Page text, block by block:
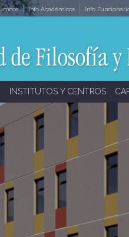
Info Académicos Info
INSTITUTOS Y CENTROS